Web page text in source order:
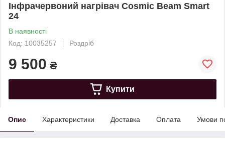
Інфрачервоний нагрівач Cosmic Beam Smart
24
В наявності
Код: 10035257
Роздріб
9 500 ₴
Купити
Опис Характеристики Доставка Оплата Умови